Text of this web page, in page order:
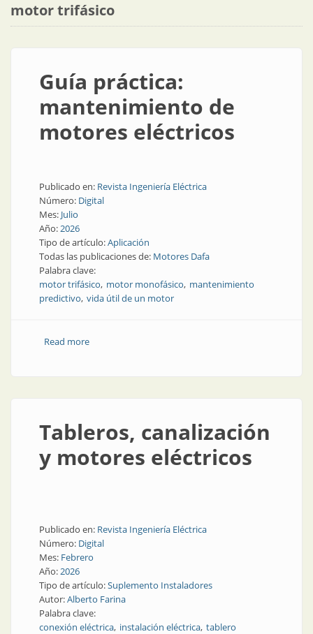
motor trifásico
Guía práctica:
mantenimiento de
motores eléctricos
Publicado en: Revista Ingeniería Eléctrica
Número: Digital
Mes: Julio
Año:2026
Tipo de artículo:Aplicación
Todas las publicaciones de: Motores Dafa
Palabra clave:
motor trifásico motor monofásico mantenimiento
predictivo vida útil de un motor
Read moreabout Guía práctica: mantenimiento de motores
Tableros, canalización
y motores eléctricos
Publicado en: Revista Ingeniería Eléctrica
Número: Digital
Mes: Febrero
Año:2026
Tipo de artículo:Suplemento Instaladores
Autor:Alberto Farina
Palabra clave:
conexión eléctrica instalación eléctrica tablero